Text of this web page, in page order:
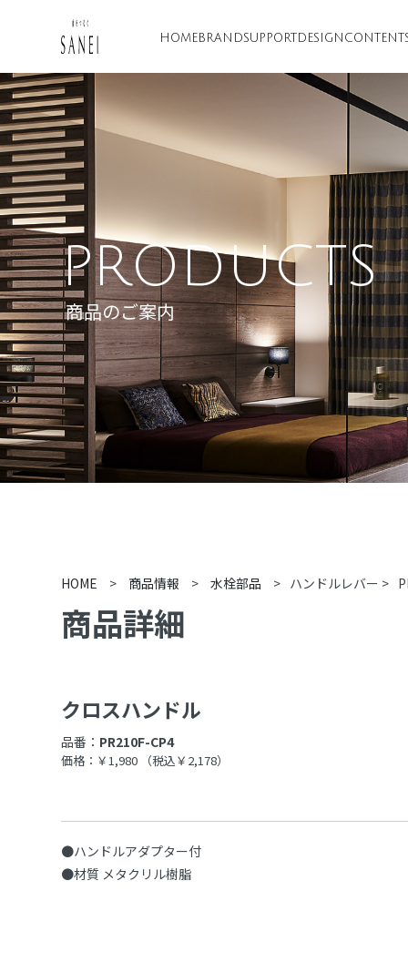
HOME BRANDSUPPORT DESIGN
PRODUCTS
商品のご案内
HOME > 商品情報 > 水栓部品 > ハンドルレバー >
商品詳細
クロスハンドル
品番： PR210F-CP4
価格：￥1,980 （税込￥2,178）
●ハンドルアダプター付
●材質 メタクリル樹脂